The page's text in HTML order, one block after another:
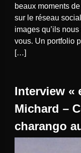
beaux moments
sur le réseau
images qu’ils
vous. Un portfolio
[…]
Interview « exclusive » de Jeanne
Michard –
charango